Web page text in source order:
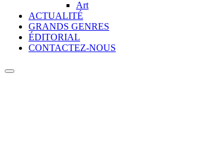
Art
ACTUALITÉ
GRANDS GENRES
ÉDITORIAL
CONTACTEZ-NOUS